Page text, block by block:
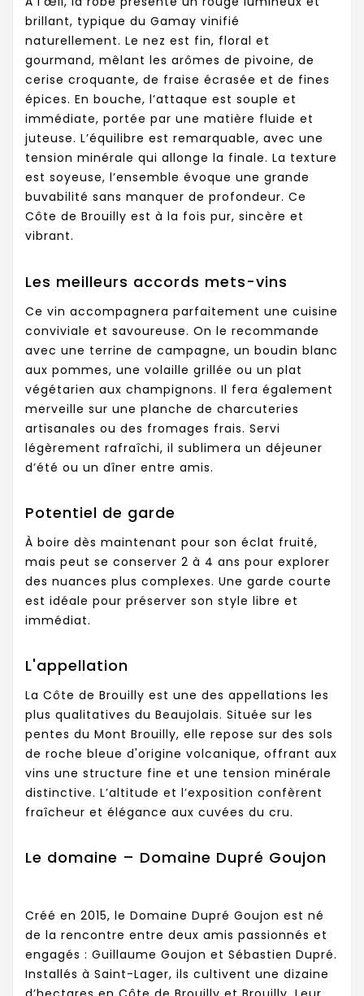
brillant, typique du Gamay vinifié
naturellement. Le nez est fin, floral et
gourmand, mêlant les arômes de pivoine, de
cerise croquante, de fraise écrasée et de fines
épices. En bouche, l’attaque est souple et
immédiate, portée par une matière fluide et
juteuse. L’équilibre est remarquable, avec une
tension minérale qui allonge la finale. La texture
est soyeuse, l’ensemble évoque une grande
buvabilité sans manquer de profondeur. Ce
Côte de Brouilly est à la fois pur, sincère et
vibrant.
Les meilleurs accords mets-vins
Ce vin accompagnera parfaitement une cuisine
conviviale et savoureuse. On le recommande
avec une terrine de campagne, un boudin blanc
aux pommes, une volaille grillée ou un plat
végétarien aux champignons. Il fera également
merveille sur une planche de charcuteries
artisanales ou des fromages frais. Servi
légèrement rafraîchi, il sublimera un déjeuner
d’été ou un dîner entre amis.
Potentiel de garde
À boire dès maintenant pour son éclat fruité,
mais peut se conserver 2 à 4 ans pour explorer
des nuances plus complexes. Une garde courte
est idéale pour préserver son style libre et
immédiat.
L'appellation
La Côte de Brouilly est une des appellations les
plus qualitatives du Beaujolais. Située sur les
pentes du Mont Brouilly, elle repose sur des sols
de roche bleue d'origine volcanique, offrant aux
vins une structure fine et une tension minérale
distinctive. L’altitude et l’exposition confèrent
fraîcheur et élégance aux cuvées du cru.
Le domaine – Domaine Dupré Goujon
Créé en 2015, le Domaine Dupré Goujon est né
de la rencontre entre deux amis passionnés et
engagés : Guillaume Goujon et Sébastien Dupré.
Installés à Saint-Lager, ils cultivent une dizaine